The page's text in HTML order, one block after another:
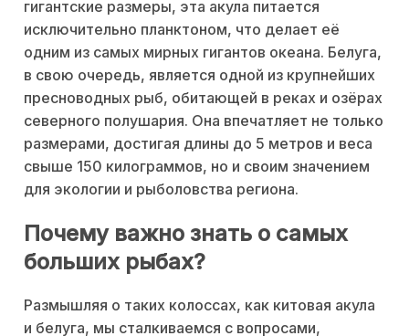
гигантские размеры, эта акула питается
исключительно планктоном, что делает её
одним из самых мирных гигантов океана. Белуга,
в свою очередь, является одной из крупнейших
пресноводных рыб, обитающей в реках и озёрах
северного полушария. Она впечатляет не только
размерами, достигая длины до 5 метров и веса
свыше 150 килограммов, но и своим значением
для экологии и рыболовства региона.
Почему важно знать о самых
больших рыбах?
Размышляя о таких колоссах, как китовая акула
и белуга, мы сталкиваемся с вопросами,